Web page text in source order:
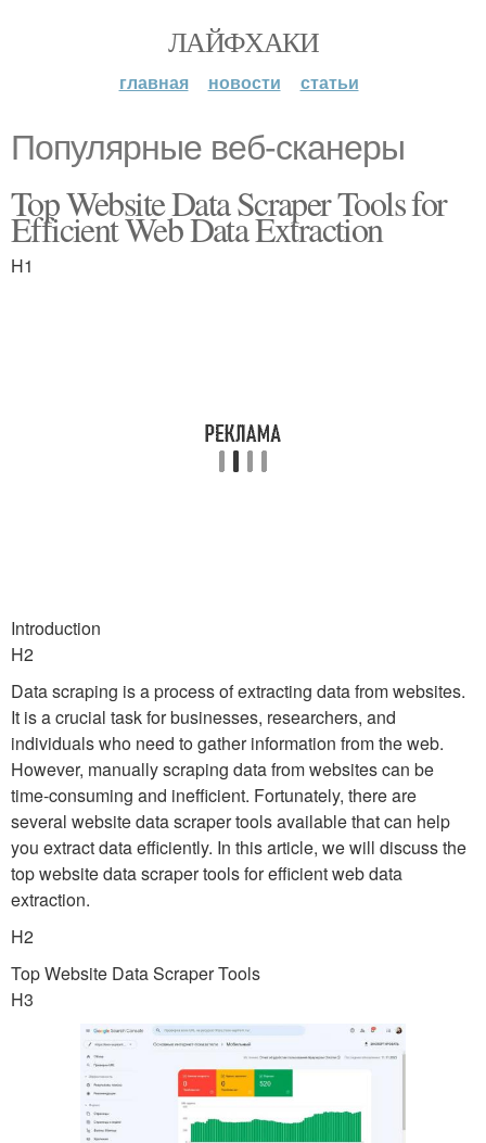
ЛАЙФХАКИ
главная новости статьи
Популярные веб-сканеры
Top Website Data Scraper Tools for
Efficient Web Data Extraction
H1
Introduction
H2
Data scraping is a process of extracting data from websites.
It is a crucial task for businesses, researchers, and
individuals who need to gather information from the web.
However, manually scraping data from websites can be
time-consuming and inefficient. Fortunately, there are
several website data scraper tools available that can help
you extract data efficiently. In this article, we will discuss the
top website data scraper tools for efficient web data
extraction.
H2
Top Website Data Scraper Tools
H3